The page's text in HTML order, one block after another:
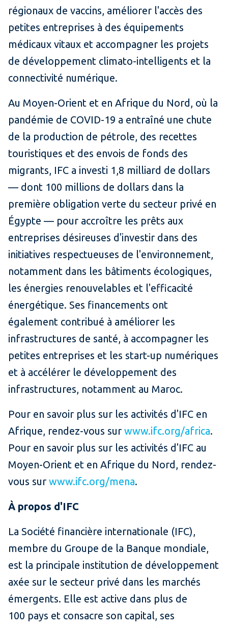
régionaux de vaccins, améliorer l'accès des
petites entreprises à des équipements
médicaux vitaux et accompagner les projets
de développement climato-intelligents et la
connectivité numérique.
Au Moyen-Orient et en Afrique du Nord, où la
pandémie de COVID-19 a entraîné une chute
de la production de pétrole, des recettes
touristiques et des envois de fonds des
migrants, IFC a investi 1,8 milliard de dollars
— dont 100 millions de dollars dans la
première obligation verte du secteur privé en
Égypte — pour accroître les prêts aux
entreprises désireuses d'investir dans des
initiatives respectueuses de l'environnement,
notamment dans les bâtiments écologiques,
les énergies renouvelables et l'efficacité
énergétique. Ses financements ont
également contribué à améliorer les
infrastructures de santé, à accompagner les
petites entreprises et les start-up numériques
et à accélérer le développement des
infrastructures, notamment au Maroc.
Pour en savoir plus sur les activités d'IFC en
Afrique, rendez-vous sur www.ifc.org/africa.
Pour en savoir plus sur les activités d'IFC au
Moyen-Orient et en Afrique du Nord, rendez-
vous sur www.ifc.org/mena.
À propos d'IFC
La Société financière internationale (IFC),
membre du Groupe de la Banque mondiale,
est la principale institution de développement
axée sur le secteur privé dans les marchés
émergents. Elle est active dans plus de
100 pays et consacre son capital, ses